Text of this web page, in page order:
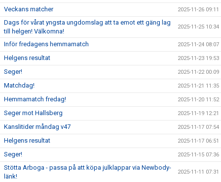
Veckans matcher 2025-11-26 09:11
Dags för vårat yngsta ungdomslag att ta emot ett gäng lag
till helgen! Välkomna!
2025-11-25 10:34
Inför fredagens hemmamatch 2025-11-24 08:07
Helgens resultat 2025-11-23 19:53
Seger! 2025-11-22 00:09
Matchdag! 2025-11-21 11:35
Hemmamatch fredag! 2025-11-20 11:52
Seger mot Hallsberg 2025-11-19 12:21
Kanslitider måndag v47 2025-11-17 07:54
Helgens resultat 2025-11-17 06:51
Seger! 2025-11-15 07:36
Stötta Arboga - passa på att köpa julklappar via Newbody-
länk!
2025-11-11 07:31